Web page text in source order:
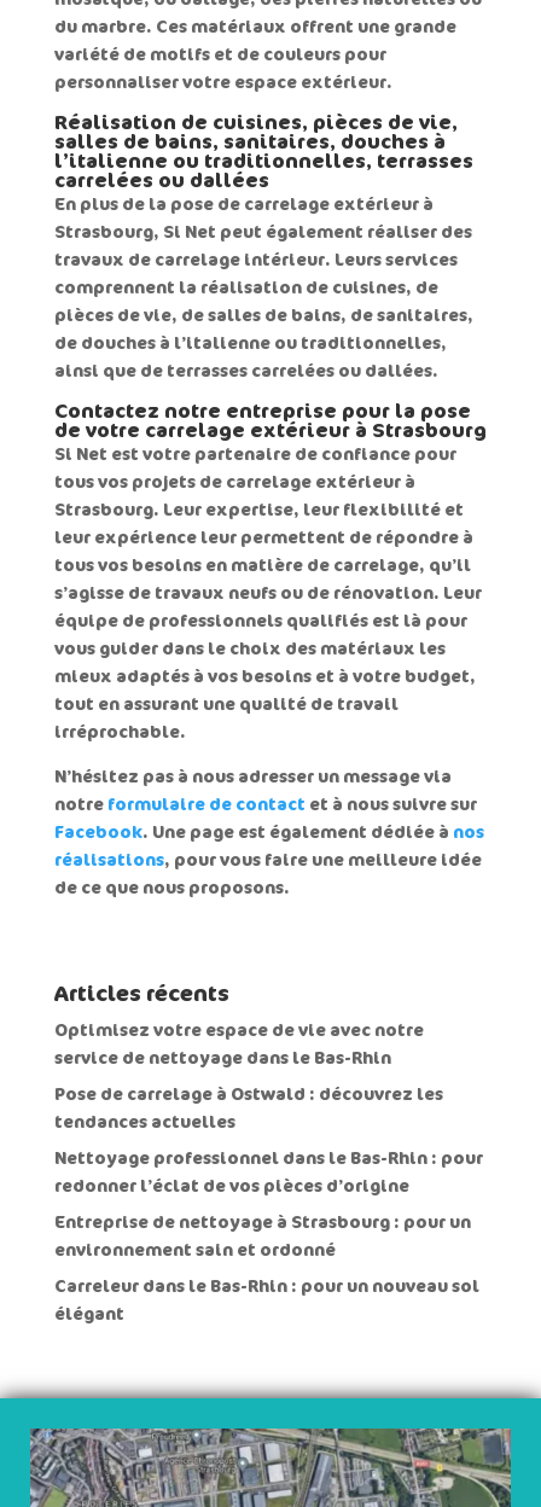
du marbre. Ces matériaux offrent une grande
variété de motifs et de couleurs pour
personnaliser votre espace extérieur.
Réalisation de cuisines, pièces de vie,
salles de bains, sanitaires, douches à
l’italienne ou traditionnelles, terrasses
carrelées ou dallées
En plus de la pose de carrelage extérieur à
Strasbourg, Si Net peut également réaliser des
travaux de carrelage intérieur. Leurs services
comprennent la réalisation de cuisines, de
pièces de vie, de salles de bains, de sanitaires,
de douches à l’italienne ou traditionnelles,
ainsi que de terrasses carrelées ou dallées.
Contactez notre entreprise pour la pose
de votre carrelage extérieur à Strasbourg
Si Net est votre partenaire de confiance pour
tous vos projets de carrelage extérieur à
Strasbourg. Leur expertise, leur flexibilité et
leur expérience leur permettent de répondre à
tous vos besoins en matière de carrelage, qu’il
s’agisse de travaux neufs ou de rénovation. Leur
équipe de professionnels qualifiés est là pour
vous guider dans le choix des matériaux les
mieux adaptés à vos besoins et à votre budget,
tout en assurant une qualité de travail
irréprochable.
N’hésitez pas à nous adresser un message via
notre formulaire de contact et à nous suivre sur
Facebook. Une page est également dédiée à nos
réalisations, pour vous faire une meilleure idée
de ce que nous proposons.
Articles récents
Optimisez votre espace de vie avec notre
service de nettoyage dans le Bas-Rhin
Pose de carrelage à Ostwald : découvrez les
tendances actuelles
Nettoyage professionnel dans le Bas-Rhin : pour
redonner l’éclat de vos pièces d’origine
Entreprise de nettoyage à Strasbourg : pour un
environnement sain et ordonné
Carreleur dans le Bas-Rhin : pour un nouveau sol
élégant